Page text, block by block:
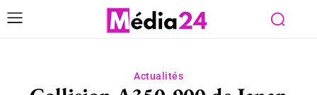
Actualités